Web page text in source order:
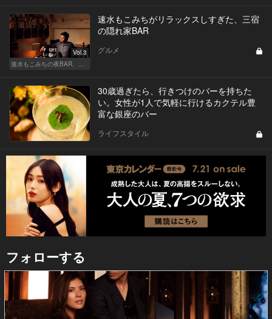
Vol.3
速水もこみちがリラックスしすぎた、三宿
の隠れ家BAR
グルメ
30歳過ぎたら、行きつけのバーを持ちた
い。女性が1人で気軽に行けるカクテル豊
富な銀座のバー
ライフスタイル
フォローする